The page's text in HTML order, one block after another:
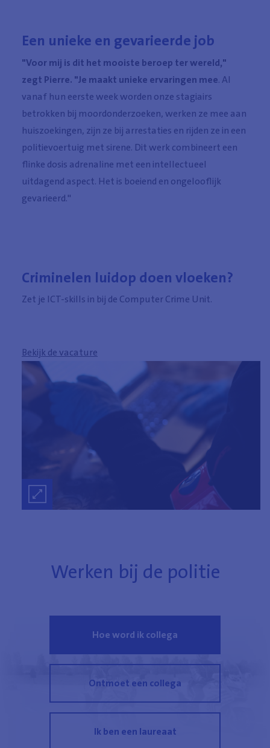
Een unieke en gevarieerde job
"Voor mij is dit het mooiste beroep ter wereld,"
zegt Pierre. "Je maakt unieke ervaringen mee. Al
vanaf hun eerste week worden onze stagiairs
betrokken bij moordonderzoeken, werken ze mee aan
huiszoekingen, zijn ze bij arrestaties en rijden ze in een
politievoertuig met sirene. Dit werk combineert een
flinke dosis adrenaline met een intellectueel
uitdagend aspect. Het is boeiend en ongelooflijk
gevarieerd."
Criminelen luidop doen vloeken?
Zet je ICT-skills in bij de Computer Crime Unit.
Bekijk de vacature
Werken bij de politie
Hoe word ik collega
Ontmoet een collega
Ik ben een laureaat